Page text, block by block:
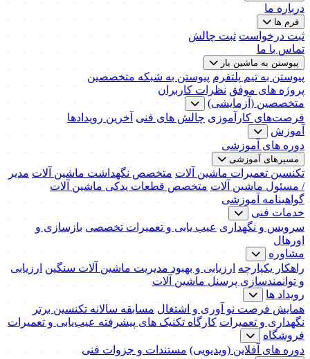
درباره ما
فرم ها
ثبت درخواست ثبت چالش
تماس با ما
پیوستن به ماشین یار
پیوستن به تیم پلتفرم پیوستن به شبکه متخصصین
پروژه های موفق نظرات کاربران
متخصصین (آزمایشی)
فرصت‌های کارآموزی چالش های فنی آخرین رویدادها
آموزش
دوره های آموزشی
مسیرهای آموزشی
تکنسین تعمیرات ماشین آلات متخصص نگهداشت ماشین آلات مدیر
/ مسئول ماشین آلات متخصص قطعات یدکی ماشین آلات
گواهینامه آموزشی
خدمات فنی
سرویس و نگهداری عیب یابی و تعمیرات تخصصی بازسازی و
اورهال
مشاوره
راهکار یکپارچه ارزیابی و بهبود مدیریت ماشین آلات سنگین ارزیابی
و توانمندسازی پرسنل ماشین آلات
رویداد ها
همایش فرصت نو آوری و اشتغال مسابقه سالانه تکنسین برتر
نگهداری و تعمیرات کارگاه تکنیک‌ های پیشرفته عیب‌یابی و تعمیرات
فروشگاه
دوره های آفلاین (ویدیویی) مستندات و جزوات فنی